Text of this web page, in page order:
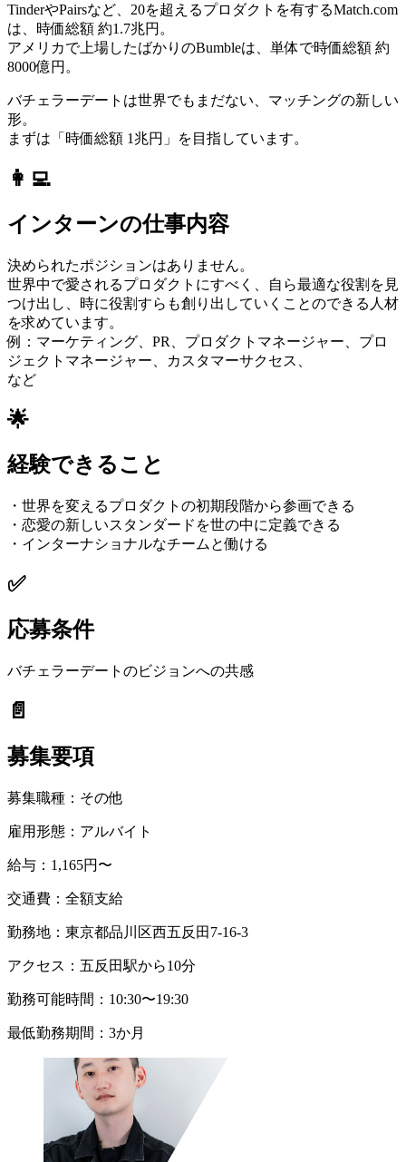
TinderやPairsなど、20を超えるプロダクトを有するMatch.com
は、時価総額 約1.7兆円。
アメリカで上場したばかりのBumbleは、単体で時価総額 約
8000億円。
バチェラーデートは世界でもまだない、マッチングの新しい
形。
まずは「時価総額 1兆円」を目指しています。
👩‍💻
インターンの仕事内容
決められたポジションはありません。
世界中で愛されるプロダクトにすべく、自ら最適な役割を見
つけ出し、時に役割すらも創り出していくことのできる人材
を求めています。
例：マーケティング、PR、プロダクトマネージャー、プロ
ジェクトマネージャー、カスタマーサクセス、
など
🌟
経験できること
・世界を変えるプロダクトの初期段階から参画できる
・恋愛の新しいスタンダードを世の中に定義できる
・インターナショナルなチームと働ける
✅
応募条件
バチェラーデートのビジョンへの共感
📄
募集要項
募集職種： その他
雇用形態： アルバイト
給与： 1,165円〜
交通費： 全額支給
勤務地： 東京都品川区西五反田7-16-3
アクセス： 五反田駅から10分
勤務可能時間： 10:30〜19:30
最低勤務期間： 3か月